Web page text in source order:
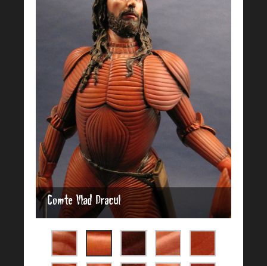
Comte Vlad Dracul